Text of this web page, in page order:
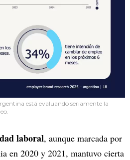
está evaluando seriamente la
laboral, aunque marcada por
en 2020 y 2021, mantuvo cierta